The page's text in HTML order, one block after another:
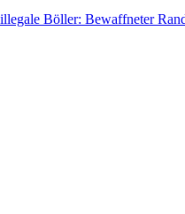
Böller: Bewaffneter